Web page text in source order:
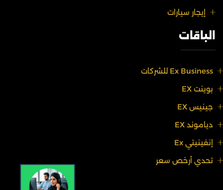
إيجار سيارات
الباقات
Ex Business للشركات
بوينت EX
جينيس EX
دياموند EX
إنفينيتي Ex
تحدي أرخص سعر